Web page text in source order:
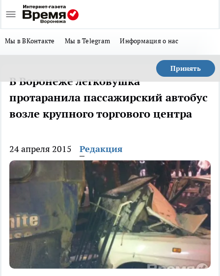
Мы в ВКонтакте Мы в Telegram Информация о нас
Принять
В Воронеже легковушка
протаранила пассажирский автобус
возле крупного торгового центра
24 апреля 2015 Редакция